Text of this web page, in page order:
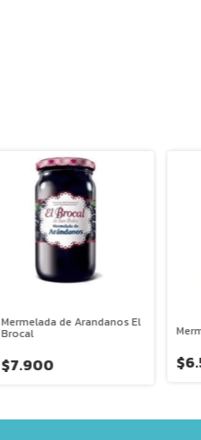
Mermelada de Arandanos El
Brocal
$7.900